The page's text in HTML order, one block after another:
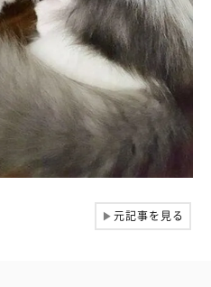
▶元記事を見る